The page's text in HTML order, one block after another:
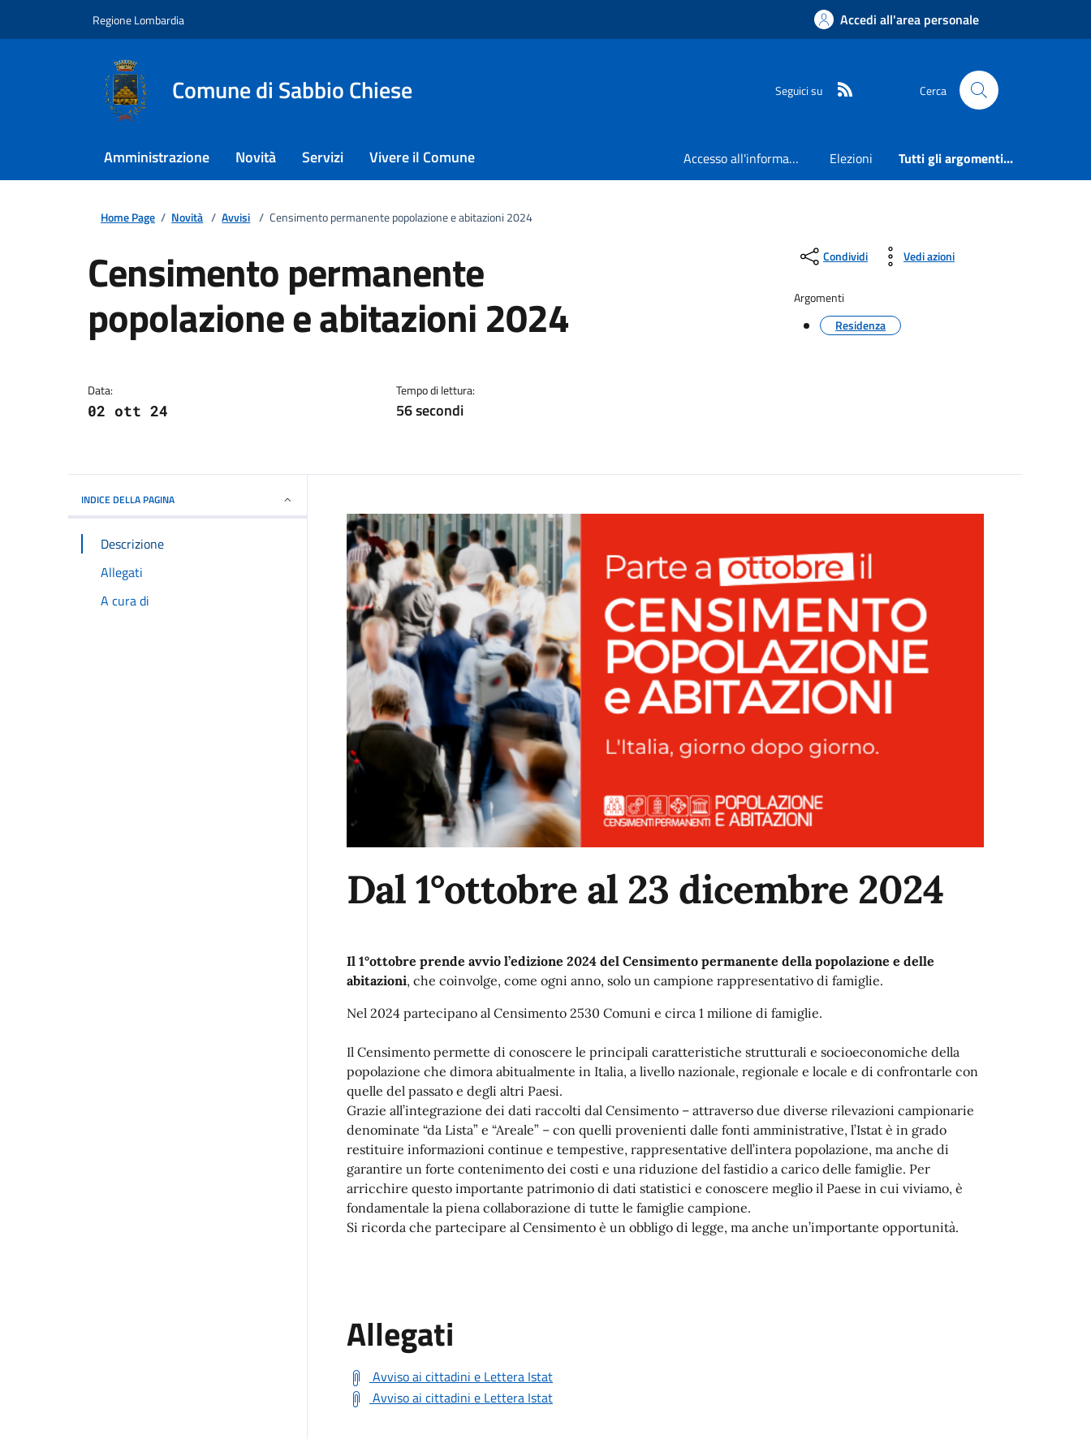
Regione Lombardia Accedi all'area personale
Comune di Sabbio Chiese Seguici su Cerca
Amministrazione Novità Servizi Vivere il Comune Accesso all'informazione Elezioni Tutti gli argomenti...
Home Page / Novità / Avvisi / Censimento permanente popolazione e abitazioni 2024
Censimento permanente
popolazione e abitazioni 2024
Data:
02 ott 24
Tempo di lettura:
56 secondi
Condividi Vedi azioni
Argomenti
Residenza
INDICE DELLA PAGINA
Descrizione
Allegati
A cura di
Dal 1°ottobre al 23 dicembre 2024
Il 1°ottobre prende avvio l’edizione 2024 del Censimento permanente della popolazione e delle
abitazioni, che coinvolge, come ogni anno, solo un campione rappresentativo di famiglie.
Nel 2024 partecipano al Censimento 2530 Comuni e circa 1 milione di famiglie.
Il Censimento permette di conoscere le principali caratteristiche strutturali e socioeconomiche della
popolazione che dimora abitualmente in Italia, a livello nazionale, regionale e locale e di confrontarle con
quelle del passato e degli altri Paesi.
Grazie all’integrazione dei dati raccolti dal Censimento – attraverso due diverse rilevazioni campionarie
denominate “da Lista” e “Areale” – con quelli provenienti dalle fonti amministrative, l’Istat è in grado
restituire informazioni continue e tempestive, rappresentative dell’intera popolazione, ma anche di
garantire un forte contenimento dei costi e una riduzione del fastidio a carico delle famiglie. Per
arricchire questo importante patrimonio di dati statistici e conoscere meglio il Paese in cui viviamo, è
fondamentale la piena collaborazione di tutte le famiglie campione.
Si ricorda che partecipare al Censimento è un obbligo di legge, ma anche un’importante opportunità.
Allegati
Avviso ai cittadini e Lettera Istat
Avviso ai cittadini e Lettera Istat